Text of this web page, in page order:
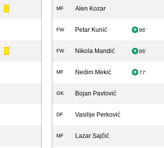
MF Alen Kozar
FW Petar Kunić 86'
FW Nikola Mandić 86'
MF Nedim Mekić 77'
GK Bojan Pavlović
DF Vasilije Perković
MF Lazar Sajčić